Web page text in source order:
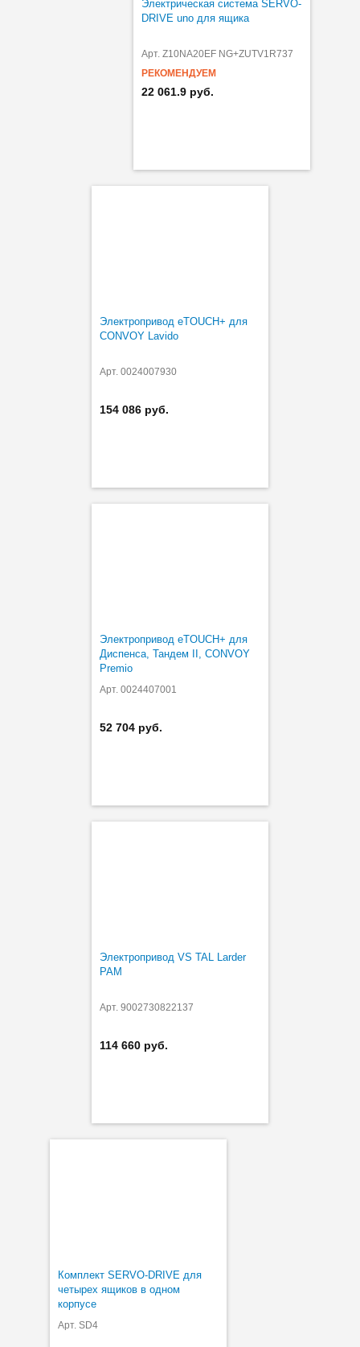
Электрическая система SERVO-
DRIVE uno для ящика
Арт. Z10NA20EF NG+ZUTV1R737
РЕКОМЕНДУЕМ
22 061.9 руб.
Электропривод eTOUCH+ для
CONVOY Lavido
Арт. 0024007930
154 086 руб.
Электропривод eTOUCH+ для
Диспенса, Тандем II, CONVOY
Premio
Арт. 0024407001
52 704 руб.
Электропривод VS TAL Larder
PAM
Арт. 9002730822137
114 660 руб.
Комплект SERVO-DRIVE для
четырех ящиков в одном
корпусе
Арт. SD4